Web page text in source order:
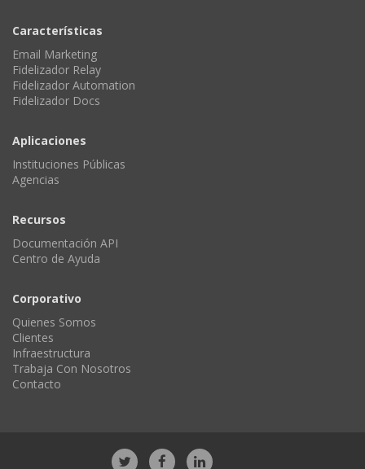
Características
Email Marketing
Fidelizador Relay
Fidelizador Automation
Fidelizador Docs
Aplicaciones
Instituciones Públicas
Agencias
Recursos
Documentación API
Centro de Ayuda
Corporativo
Quienes Somos
Clientes
Infraestructura
Trabaja Con Nosotros
Contacto